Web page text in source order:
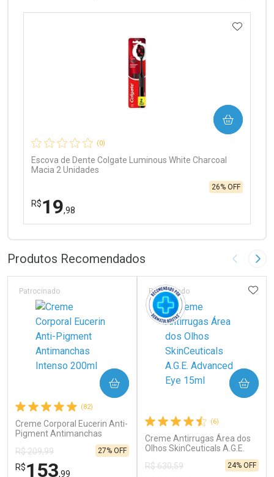
(0)
Escova de Dente Colgate Luminous White Charcoal
Macia 2 Unidades
R$19,98
26% OFF
COMPRAR
Laboratório
Ativar Desconto
Comprar sem Desconto
Por Menos
Comprar sem Desconto
Produtos Recomendados Imagem
(82)
Creme Corporal Eucerin Anti-
Pigment Antimanchas
Patrocinado
R$ 209,99
R$153,99
27% OFF
COMPRAR
(6)
Creme Antirrugas Área dos
Olhos SkinCeuticals A.G.E.
Patrocinado
R$ 630,59
24% OFF
COMPRAR